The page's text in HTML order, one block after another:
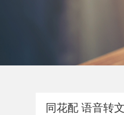
同花配 语音转